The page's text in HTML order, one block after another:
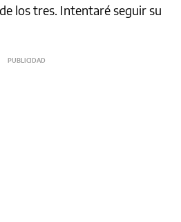
los tres. Intentaré seguir su